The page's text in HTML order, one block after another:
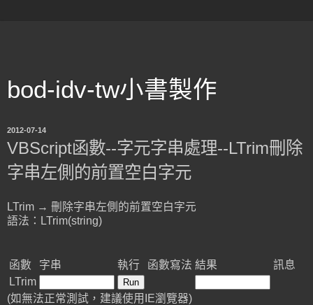
bod-idv-tw小書製作
2012-07-14
VBScript函數--字元字串處理--LTrim刪除
字串左側的前置空白字元
LTrim → 刪除字串左側的前置空白字元
語法：LTrim(string)
函數 字串 執行 函數寫法 結果
訊息
LTrim
(如無法正常測試，建議使用IE瀏覽器)